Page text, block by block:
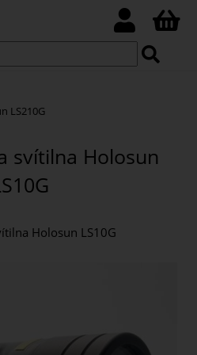
LS210G
svítilna Holosun
Holosun LS10G